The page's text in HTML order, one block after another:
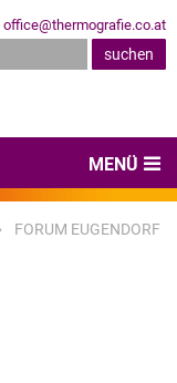
office@thermografie.co.at
MENÜ
FORUM EUGENDORF